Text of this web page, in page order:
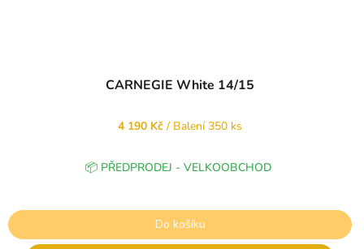
CARNEGIE White 14/15
4 190 Kč / Balení 350 ks
📦 PŘEDPRODEJ - VELKOOBCHOD
Do košíku